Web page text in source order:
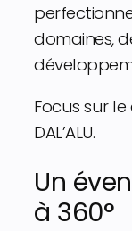
domaines,
Focus sur
DAL’ALU.
Un
à 360°